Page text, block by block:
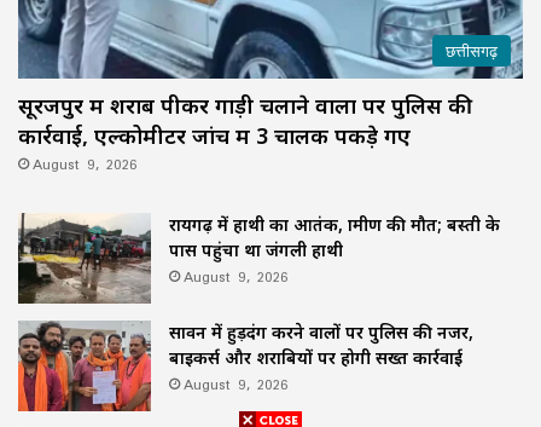
छत्तीसगढ़
सूरजपुर में शराब पीकर गाड़ी चलाने वालों पर पुलिस की
कार्रवाई, एल्कोमीटर जांच में 3 चालक पकड़े गए
August 9, 2026
रायगढ़ में हाथी का आतंक, ग्रामीण की मौत; बस्ती के
पास पहुंचा था जंगली हाथी
August 9, 2026
सावन में हुड़दंग करने वालों पर पुलिस की नजर,
बाइकर्स और शराबियों पर होगी सख्त कार्रवाई
August 9, 2026